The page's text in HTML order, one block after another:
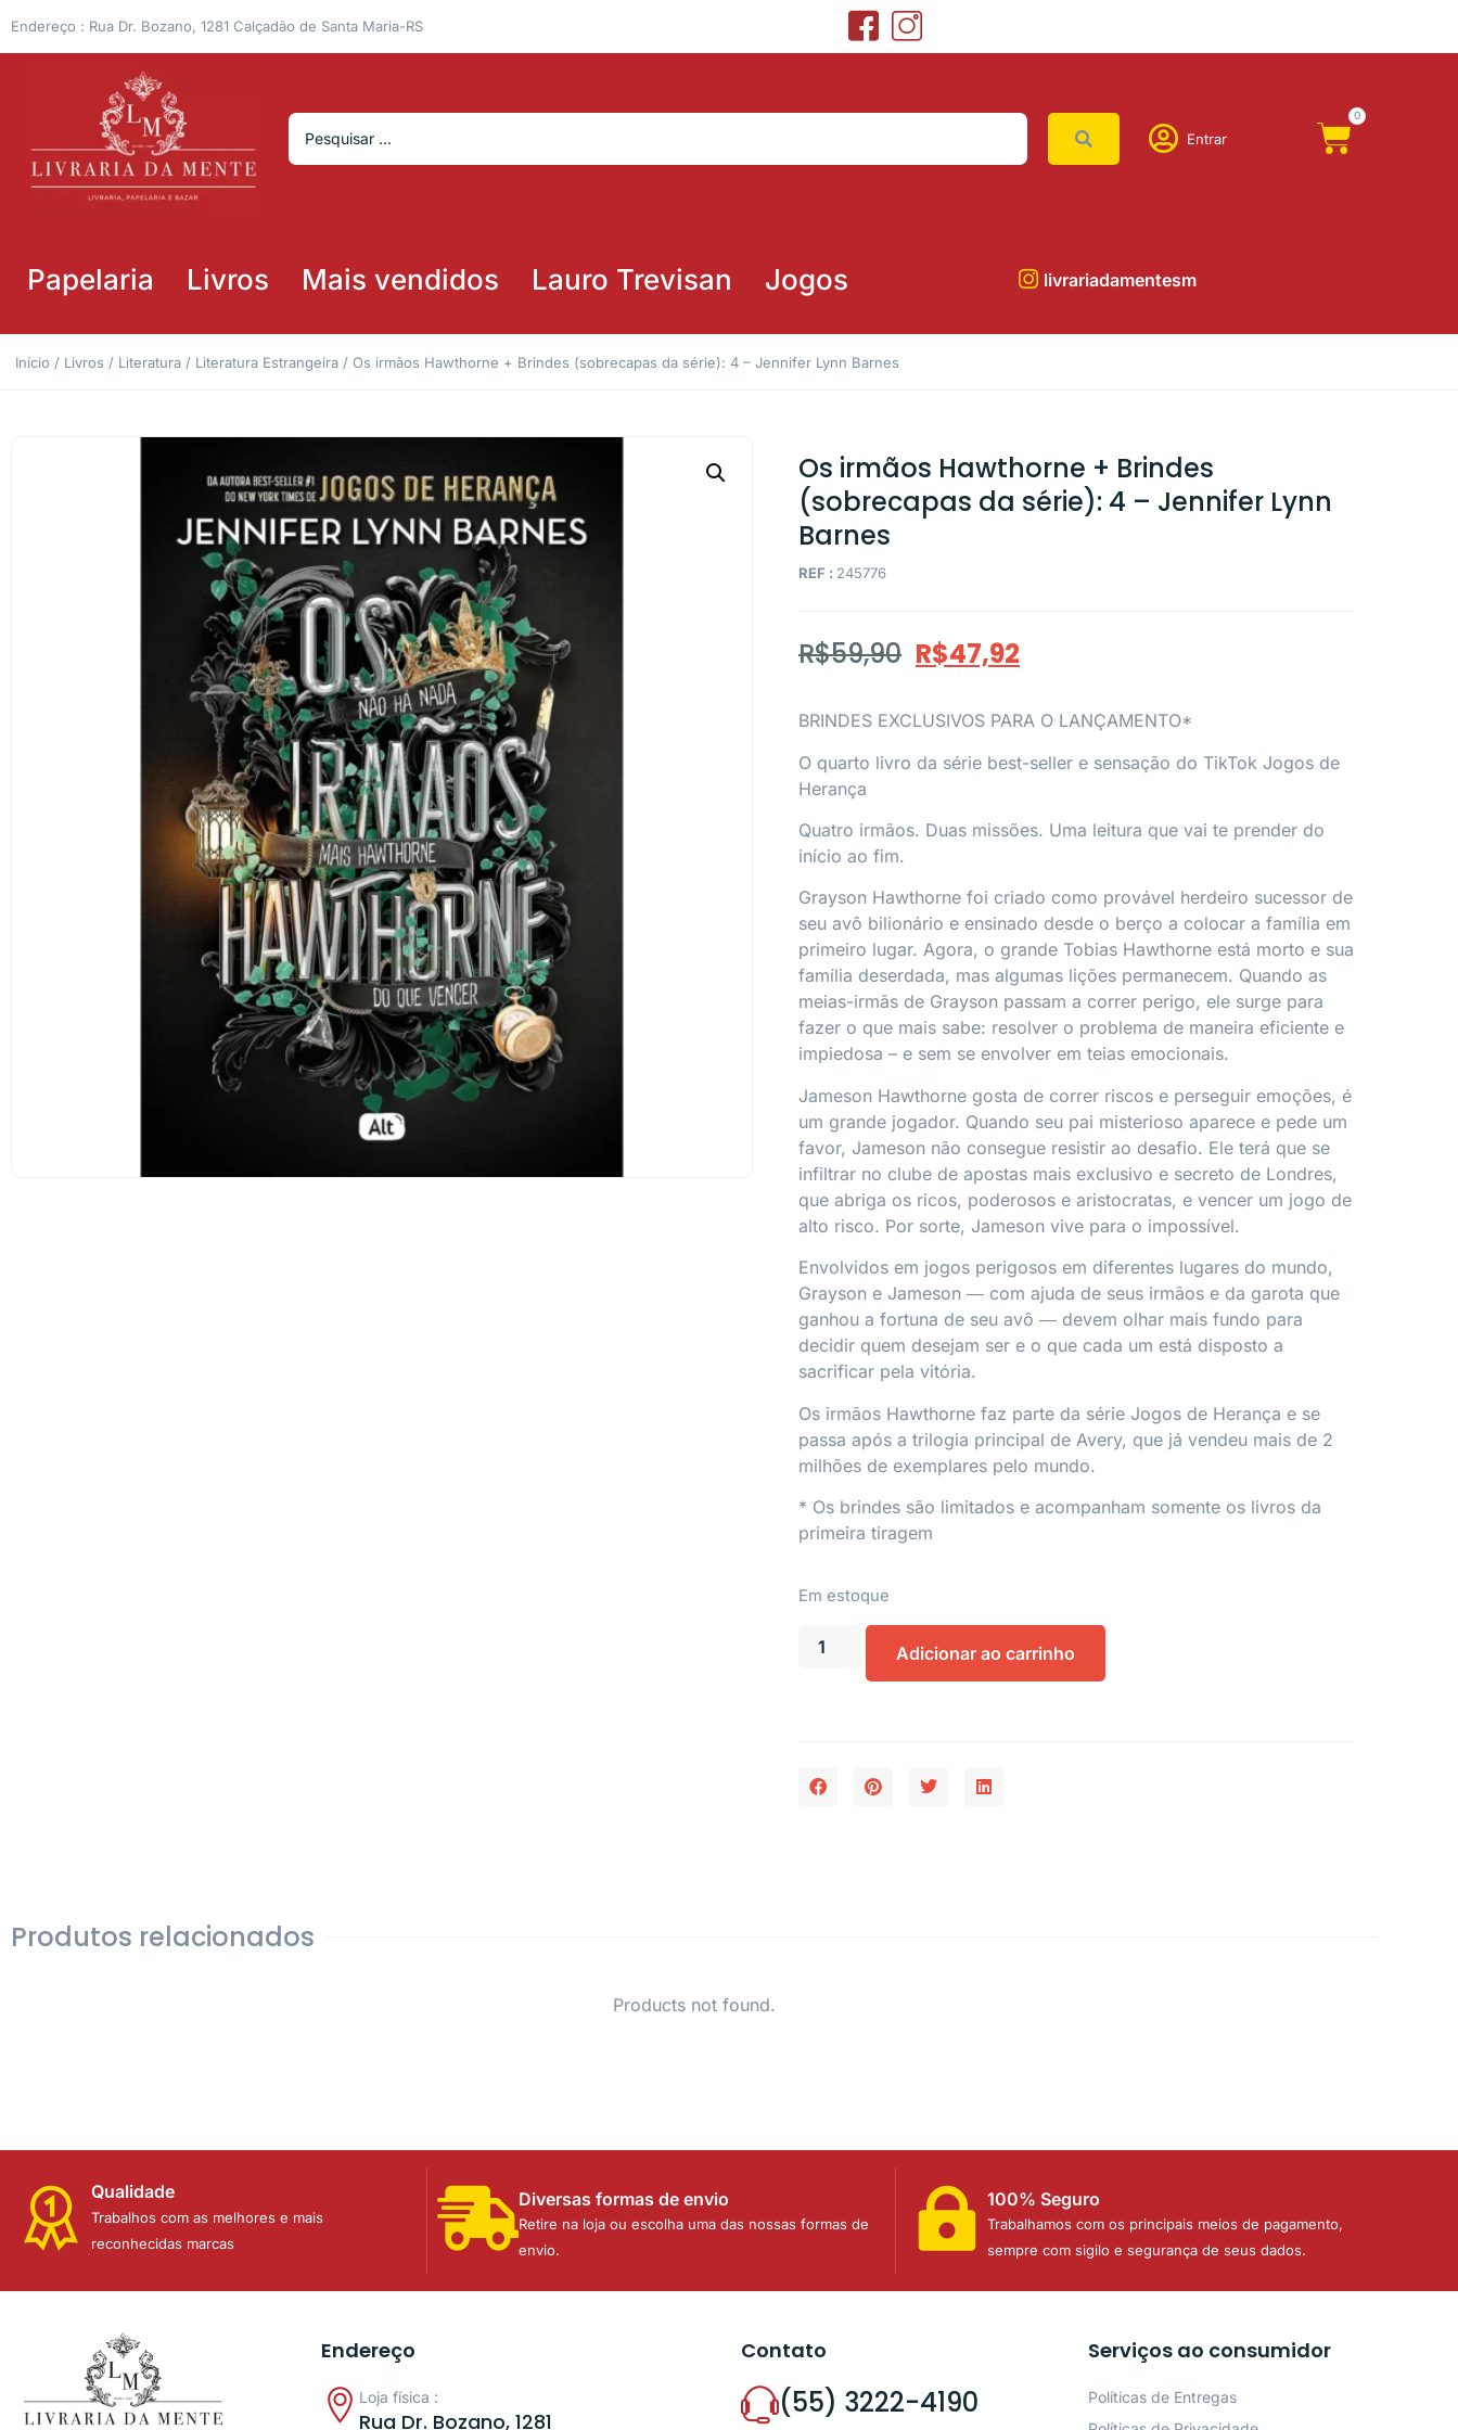
Endereço : Rua Dr. Bozano, 1281 Calçadão de Santa Maria-RS
Entrar
0
Papelaria Livros Mais vendidos Lauro Trevisan Jogos livrariadamentesm
Início / Livros / Literatura / Literatura Estrangeira / Os irmãos Hawthorne + Brindes (sobrecapas da série): 4 – Jennifer Lynn Barnes
Os irmãos Hawthorne + Brindes
(sobrecapas da série): 4 – Jennifer Lynn
Barnes
REF : 245776
R$59,90 R$47,92
BRINDES EXCLUSIVOS PARA O LANÇAMENTO*
O quarto livro da série best-seller e sensação do TikTok Jogos de
Herança
Quatro irmãos. Duas missões. Uma leitura que vai te prender do
início ao fim.
Grayson Hawthorne foi criado como provável herdeiro sucessor de
seu avô bilionário e ensinado desde o berço a colocar a família em
primeiro lugar. Agora, o grande Tobias Hawthorne está morto e sua
família deserdada, mas algumas lições permanecem. Quando as
meias-irmãs de Grayson passam a correr perigo, ele surge para
fazer o que mais sabe: resolver o problema de maneira eficiente e
impiedosa – e sem se envolver em teias emocionais.
Jameson Hawthorne gosta de correr riscos e perseguir emoções, é
um grande jogador. Quando seu pai misterioso aparece e pede um
favor, Jameson não consegue resistir ao desafio. Ele terá que se
infiltrar no clube de apostas mais exclusivo e secreto de Londres,
que abriga os ricos, poderosos e aristocratas, e vencer um jogo de
alto risco. Por sorte, Jameson vive para o impossível.
Envolvidos em jogos perigosos em diferentes lugares do mundo,
Grayson e Jameson ― com ajuda de seus irmãos e da garota que
ganhou a fortuna de seu avô ― devem olhar mais fundo para
decidir quem desejam ser e o que cada um está disposto a
sacrificar pela vitória.
Os irmãos Hawthorne faz parte da série Jogos de Herança e se
passa após a trilogia principal de Avery, que já vendeu mais de 2
milhões de exemplares pelo mundo.
* Os brindes são limitados e acompanham somente os livros da
primeira tiragem
Em estoque
Adicionar ao carrinho
Produtos relacionados
Products not found.
Qualidade
Trabalhos com as melhores e mais
reconhecidas marcas
Diversas formas de envio
Retire na loja ou escolha uma das nossas formas de
envio.
100% Seguro
Trabalhamos com os principais meios de pagamento,
sempre com sigilo e segurança de seus dados.
Endereço
Loja física :
Rua Dr. Bozano, 1281
Contato
(55) 3222-4190
Serviços ao consumidor
Políticas de Entregas